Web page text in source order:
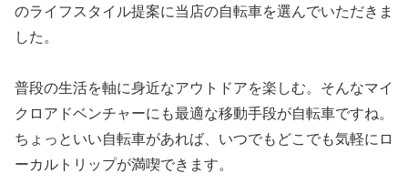
のライフスタイル提案に当店の自転車を選んでいただきま
した。
普段の生活を軸に身近なアウトドアを楽しむ。そんなマイ
クロアドベンチャーにも最適な移動手段が自転車ですね。
ちょっといい自転車があれば、いつでもどこでも気軽にロ
ーカルトリップが満喫できます。